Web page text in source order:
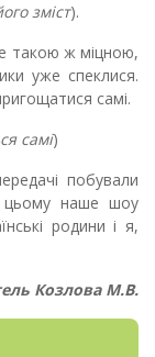
зміст).
такою ж міцною,
уже спеклися.
самі.
самі)
побували
цьому наше шоу
родини і я,
Козлова М.В.